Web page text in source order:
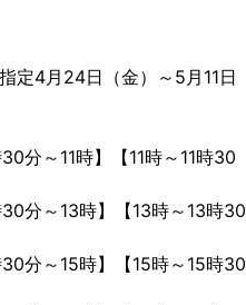
定4月24日（金）～5月11日
分～11時】【11時～11時30
分～13時】【13時～13時30
分～15時】【15時～15時30